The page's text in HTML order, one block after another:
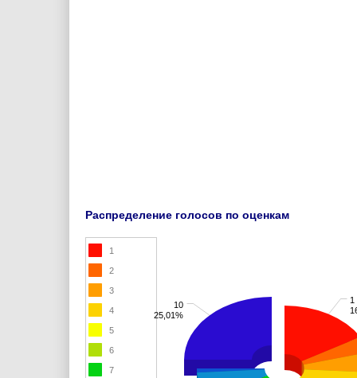
Распределение голосов по оценкам
10
25,01%
1
1
2
3
4
5
6
7